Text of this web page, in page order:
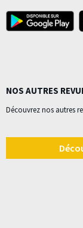
NOS AUTRES
Découvrez nos autres